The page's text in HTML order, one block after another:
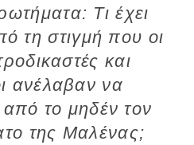
Τι έχει
τη στιγμή που οι
και
ανέλαβαν να
το μηδέν τον
της Μαλένας;